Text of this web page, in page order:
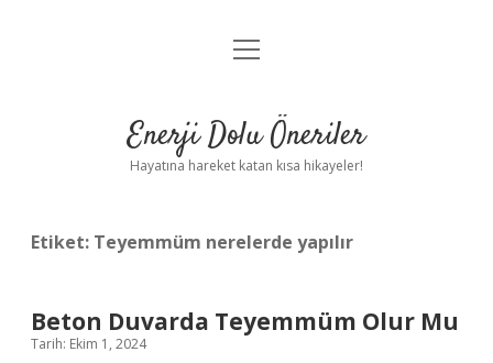
Anasayfa
Yasal Uyarı
menüyü
Enerji Dolu Öneriler
Hayatına hareket katan kısa hikayeler!
Etiket: Teyemmüm nerelerde yapılır
Beton Duvarda Teyemmüm Olur Mu
Tarih: Ekim 1, 2024